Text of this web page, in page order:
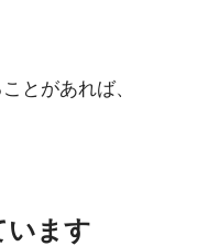
とがあれば、
います